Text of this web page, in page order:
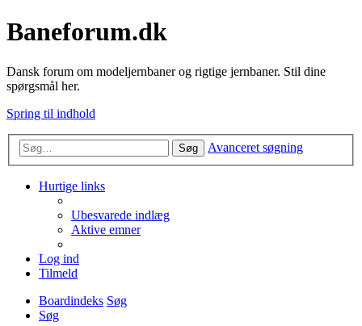
Baneforum.dk
Dansk forum om modeljernbaner og rigtige jernbaner. Stil dine
spørgsmål her.
Spring til indhold
Søg Avanceret søgning
Hurtige links
Ubesvarede indlæg
Aktive emner
Log ind
Tilmeld
Boardindeks Søg
Søg